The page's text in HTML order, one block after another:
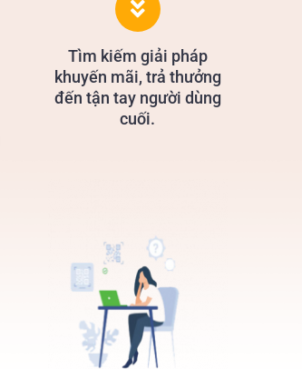
Tìm kiếm giải pháp
khuyến mãi, trả thưởng
đến tận tay người dùng
cuối.